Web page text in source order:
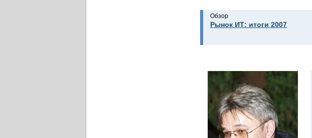
Обзор
Рынок ИТ: итоги 2007